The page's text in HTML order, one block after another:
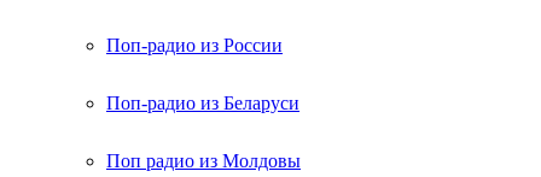
Поп-радио из России
Поп-радио из Беларуси
Поп радио из Молдовы